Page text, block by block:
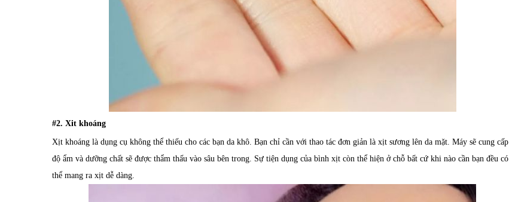
#2. Xit khoáng
Xịt khoáng là dụng cụ không thể thiếu cho các bạn da khô. Bạn chỉ cần với thao tác đơn giản là xịt sương lên da mặt. Máy sẽ cung cấp
độ ẩm và dưỡng chất sẽ được thẩm thấu vào sâu bên trong. Sự tiện dụng của bình xịt còn thể hiện ở chỗ bất cứ khi nào cần bạn đều có
thể mang ra xịt dễ dàng.